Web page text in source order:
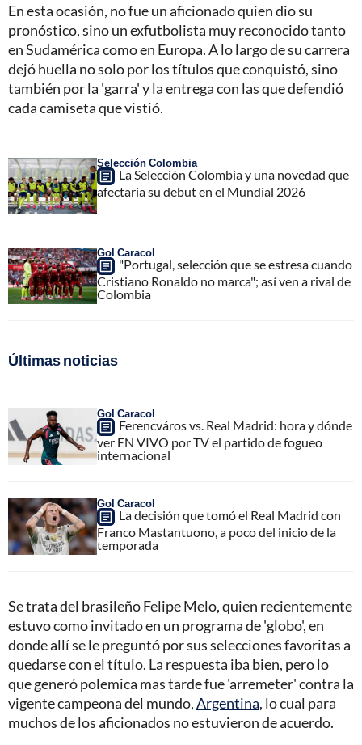
En esta ocasión, no fue un aficionado quien dio su
pronóstico, sino un exfutbolista muy reconocido tanto
en Sudamérica como en Europa. A lo largo de su carrera
dejó huella no solo por los títulos que conquistó, sino
también por la 'garra' y la entrega con las que defendió
cada camiseta que vistió.
Selección Colombia
La Selección Colombia y una novedad que
afectaría su debut en el Mundial 2026
Gol Caracol
"Portugal, selección que se estresa cuando
Cristiano Ronaldo no marca"; así ven a rival de
Colombia
Últimas noticias
Gol Caracol
Ferencváros vs. Real Madrid: hora y dónde
ver EN VIVO por TV el partido de fogueo
internacional
Gol Caracol
La decisión que tomó el Real Madrid con
Franco Mastantuono, a poco del inicio de la
temporada
Se trata del brasileño Felipe Melo, quien recientemente
estuvo como invitado en un programa de 'globo', en
donde allí se le preguntó por sus selecciones favoritas a
quedarse con el título. La respuesta iba bien, pero lo
que generó polemica mas tarde fue 'arremeter' contra la
vigente campeona del mundo,Argentina, lo cual para
muchos de los aficionados no estuvieron de acuerdo.